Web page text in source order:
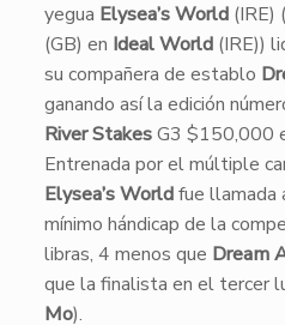
yegua Elysea’s World(IRE)
(GB) en Ideal World(IRE))
su compañera de establo
ganando así la edición
River StakesG3 $150,000
Entrenada por el múltiple
Elysea’s Worldfue llamada
mínimo hándicap de la
libras, 4 menos que Dream
que la finalista en el tercer
Mo).